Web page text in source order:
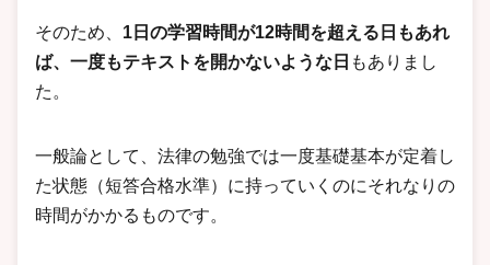
そのため、 1日の学習時間が12時間を超える日もあれ
ば、一度もテキストを開かないような日 もありまし
た。
一般論として、法律の勉強では一度基礎基本が定着し
た状態（短答合格水準）に持っていくのにそれなりの
時間がかかるものです。